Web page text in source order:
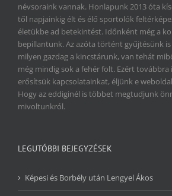
névsoraink vannak. Honlapunk 2013 óta
től napjainkig élt és élő sportolók
életükbe ad betekintést. Időnként még a
bepillantunk. Az azóta történt gyűjtésünk
milyen gazdag a kincstárunk, van tehát
még mindig sok a fehér folt. Ezért továbbra
erősítsük kapcsolatainkat, éljünk e
Hogy az eddiginél is többet megtudjunk
mivoltunkról.
LEGUTÓBBI BEJEGYZÉSEK
Képesi és Borbély után Lengyel Ákos